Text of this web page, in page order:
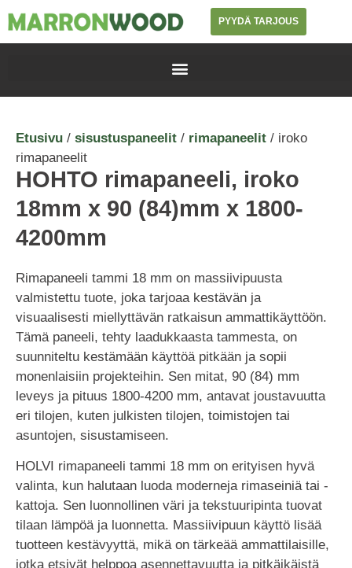
PYYDÄ TARJOUS
Etusivu / sisustuspaneelit / rimapaneelit / iroko
rimapaneelit
HOHTO rimapaneeli, iroko
18mm x 90 (84)mm x 1800-
4200mm
Rimapaneeli tammi 18 mm on massiivipuusta
valmistettu tuote, joka tarjoaa kestävän ja
visuaalisesti miellyttävän ratkaisun ammattikäyttöön.
Tämä paneeli, tehty laadukkaasta tammesta, on
suunniteltu kestämään käyttöä pitkään ja sopii
monenlaisiin projekteihin. Sen mitat, 90 (84) mm
leveys ja pituus 1800-4200 mm, antavat joustavuutta
eri tilojen, kuten julkisten tilojen, toimistojen tai
asuntojen, sisustamiseen.
HOLVI rimapaneeli tammi 18 mm on erityisen hyvä
valinta, kun halutaan luoda moderneja rimaseiniä tai -
kattoja. Sen luonnollinen väri ja tekstuuripinta tuovat
tilaan lämpöä ja luonnetta. Massiivipuun käyttö lisää
tuotteen kestävyyttä, mikä on tärkeää ammattilaisille,
jotka etsivät helppoa asennettavuutta ja pitkäikäistä